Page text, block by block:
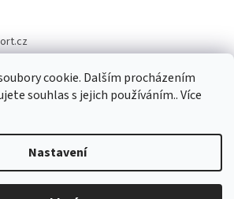
cookie. Dalším procházením
souhlas s jejich používáním.. Více
Nastavení
Vytvořil Shoptet